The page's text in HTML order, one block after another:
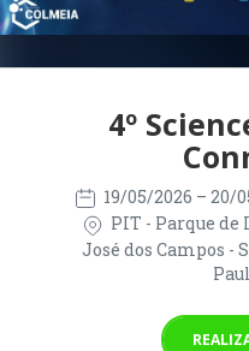
4º
19/05/2026 – 20/
PIT - Parque de
José dos Campos -